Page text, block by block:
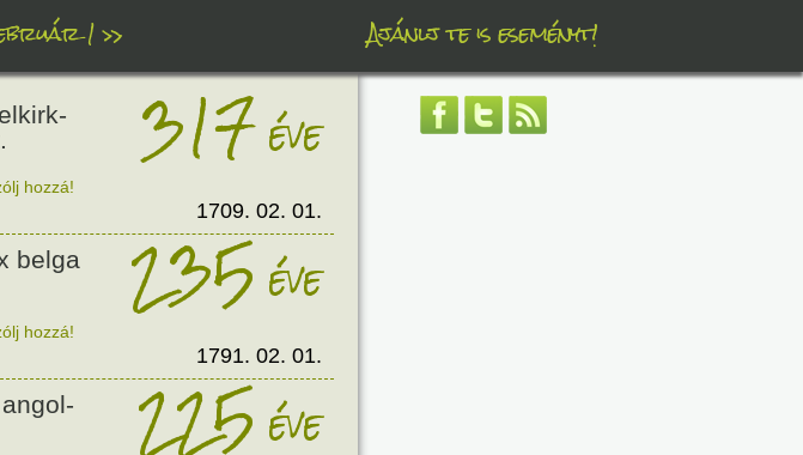
1» Ajánlj te is eseményt!
317éve
hozzá!
1709. 02. 01.
belga
235éve
hozzá!
1791. 02. 01.
225éve